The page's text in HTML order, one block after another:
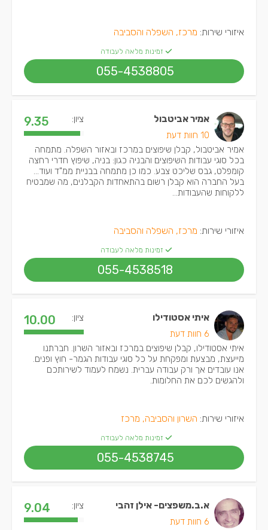
איזורי שירות: מרכז, השפלה והסביבה
זמינות מלאה לעבודה
055-4538805
אמיר אביטבול
10 חוות דעת
ציון: 9.35
אמיר אביטבול, קבלן שיפוצים במרכז ובאזור השפלה. מתמחה
בכל סוגי עבודות השיפוצים והבניה כגון: בניה, שיפוץ חדרי רחצה
קומפלט, גבס שליכט צבע. כמו כן מתמחה בבניית ממ"ד ועוד...
בעל החברה הוא קבלן רשום בהתאחדות הקבלנים, מה שמבטיח
ללקוחות שהעבודות...
איזורי שירות: מרכז, השפלה והסביבה
זמינות מלאה לעבודה
055-4538518
איתי אסטודילו
6 חוות דעת
ציון: 10.00
איתי אסטודילו, קבלן שיפוצים במרכז ובאזור השרון. חברתנו
מייעצת, מבצעת ומפקחת על כל סוגי עבודות הגמר- חוץ ופנים.
אנו עובדים אך ורק עבודה עברית. נשמח לעמוד לשירותכם
ולהגשים לכם את החלומות.
איזורי שירות: השרון והסביבה, מרכז
זמינות מלאה לעבודה
055-4538745
א.ב.משפצים- אילן זהבי
6 חוות דעת
ציון: 9.04